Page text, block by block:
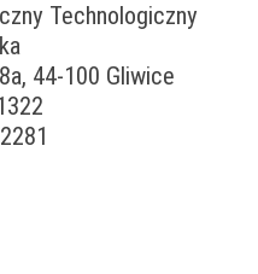
Technologiczny
44-100 Gliwice